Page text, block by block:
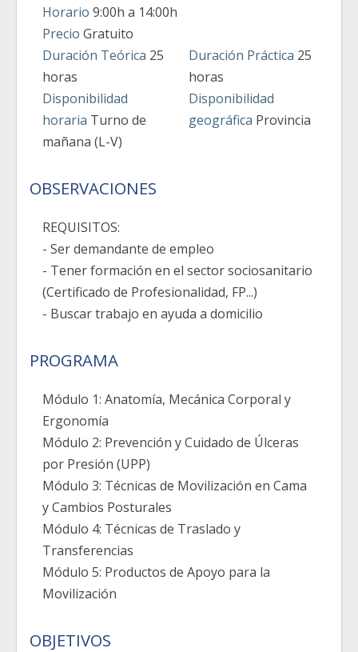
Horario 9:00h a 14:00h
Precio Gratuito
Duración Teórica 25
horas
Duración Práctica 25
horas
Disponibilidad
horaria Turno de
mañana (L-V)
Disponibilidad
geográfica Provincia
OBSERVACIONES
REQUISITOS:
- Ser demandante de empleo
- Tener formación en el sector sociosanitario
(Certificado de Profesionalidad, FP...)
- Buscar trabajo en ayuda a domicilio
PROGRAMA
Módulo 1: Anatomía, Mecánica Corporal y
Ergonomía
Módulo 2: Prevención y Cuidado de Úlceras
por Presión (UPP)
Módulo 3: Técnicas de Movilización en Cama
y Cambios Posturales
Módulo 4: Técnicas de Traslado y
Transferencias
Módulo 5: Productos de Apoyo para la
Movilización
OBJETIVOS